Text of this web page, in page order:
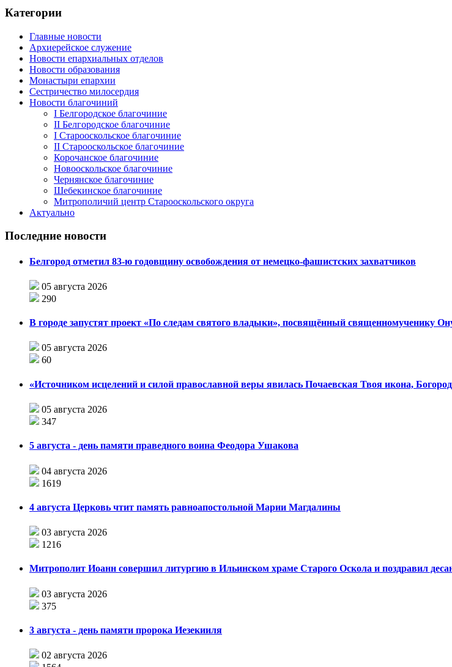
Категории
Главные новости
Архиерейское служение
Новости епархиальных отделов
Новости образования
Монастыри епархии
Сестричество милосердия
Новости благочиний
I Белгородское благочиние
II Белгородское благочиние
I Старооскольское благочиние
II Старооскольское благочиние
Корочанское благочиние
Новооскольское благочиние
Чернянское благочиние
Шебекинское благочиние
Митрополичий центр Старооскольского округа
Актуально
Последние новости
Белгород отметил 83-ю годовщину освобождения от немецко-фашистских захватчиков
05 августа 2026
290
В городе запустят проект «По следам святого владыки», посвящённый священномученику
05 августа 2026
60
«Источником исцелений и силой православной веры явилась Почаевская Твоя икона,
05 августа 2026
347
5 августа - день памяти праведного воина Феодора Ушакова
04 августа 2026
1619
4 августа Церковь чтит память равноапостольной Марии Магдалины
03 августа 2026
1216
Митрополит Иоанн совершил литургию в Ильинском храме Старого Оскола и поздравил
03 августа 2026
375
3 августа - день памяти пророка Иезекииля
02 августа 2026